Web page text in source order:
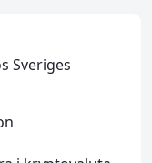
Sveriges